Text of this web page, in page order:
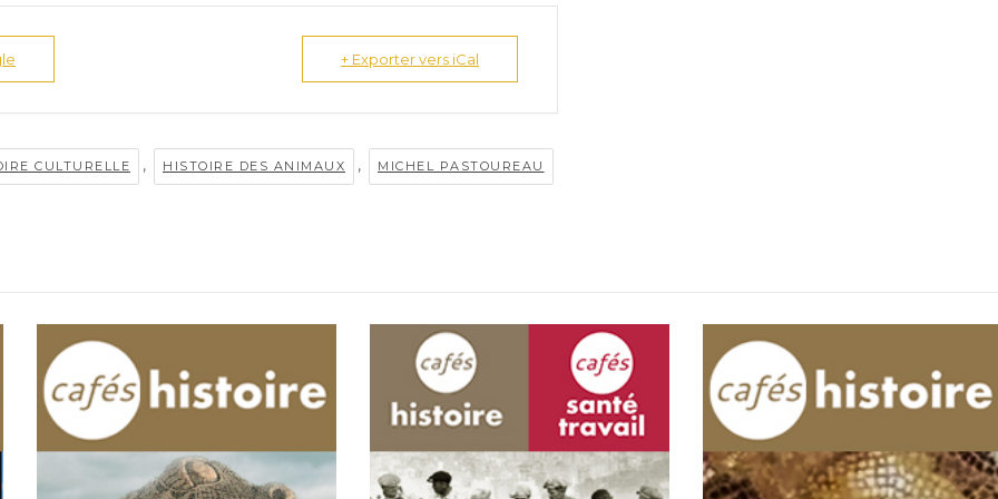
+ Exporter vers iCal
CULTURELLE , HISTOIRE DES ANIMAUX , MICHEL PASTOUREAU